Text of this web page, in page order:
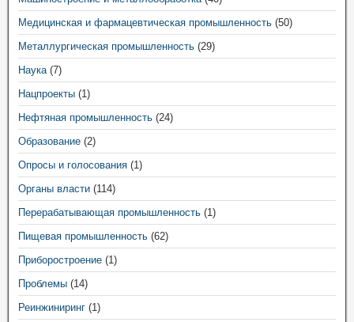
Медицинская и фармацевтическая промышленность (50)
Металлургическая промышленность (29)
Наука(7)
Нацпроекты (1)
Нефтяная промышленность (24)
Образование (2)
Опросы и голосования (1)
Органы власти (114)
Перерабатывающая промышленность (1)
Пищевая промышленность (62)
Приборостроение (1)
Проблемы (14)
Реинжиниринг (1)